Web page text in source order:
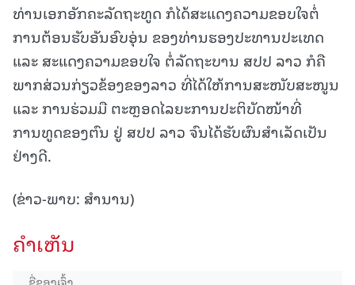
ທ່ານເອກອັກຄະລັດຖະທູດ ກໍໄດ້ສະແດງຄວາມຂອບໃຈຕໍ່
ການຕ້ອນຮັບອັນອົບອຸ່ນ ຂອງທ່ານຮອງປະທານປະເທດ
ແລະ ສະແດງຄວາມຂອບໃຈ ຕໍ່ລັດຖະບານ ສປປ ລາວ ກໍຄື
ພາກສ່ວນກ່ຽວຂ້ອງຂອງລາວ ທີ່ໄດ້ໃຫ້ການສະໜັບສະໜູນ
ແລະ ການຮ່ວມມື ຕະຫຼອດໄລຍະການປະຕິບັດໜ້າທີ່
ການທູດຂອງຕົນ ຢູ່ ສປປ ລາວ ຈົນໄດ້ຮັບຜົນສໍາເລັດເປັນ
ຢ່າງດີ.
(ຂ່າວ-ພາບ: ສຳນານ)
ຄໍາເຫັນ